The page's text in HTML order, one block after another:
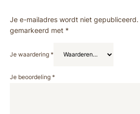
Je e-mailadres wordt niet gepubliceerd.
gemarkeerd met *
Je waardering *
Je beoordeling *